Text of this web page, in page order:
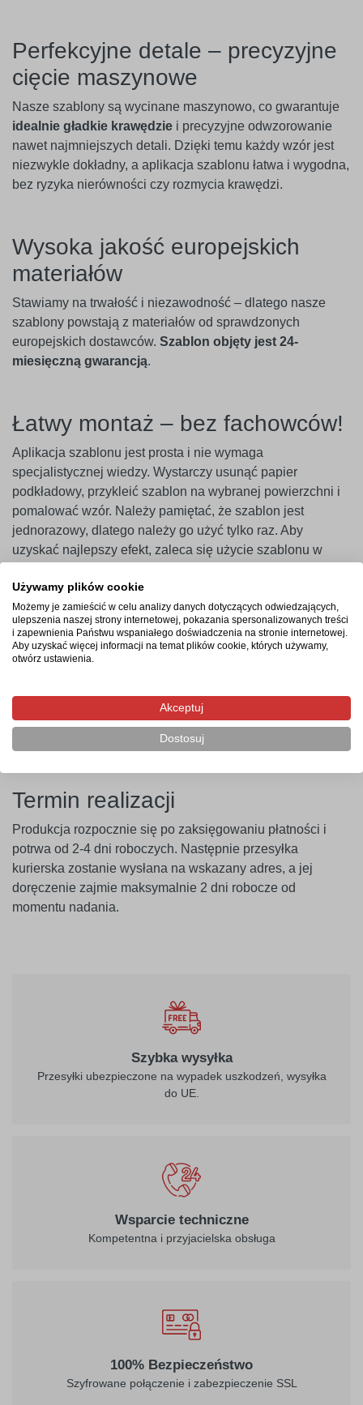
Perfekcyjne detale – precyzyjne
cięcie maszynowe
Nasze szablony są wycinane maszynowo, co gwarantuje
idealnie gładkie krawędzie i precyzyjne odwzorowanie
nawet najmniejszych detali. Dzięki temu każdy wzór jest
niezwykle dokładny, a aplikacja szablonu łatwa i wygodna,
bez ryzyka nierówności czy rozmycia krawędzi.
Wysoka jakość europejskich
materiałów
Stawiamy na trwałość i niezawodność – dlatego nasze
szablony powstają z materiałów od sprawdzonych
europejskich dostawców. Szablon objęty jest 24-
miesięczną gwarancją.
Łatwy montaż – bez fachowców!
Aplikacja szablonu jest prosta i nie wymaga
specjalistycznej wiedzy. Wystarczy usunąć papier
podkładowy, przykleić szablon na wybranej powierzchni i
pomalować wzór. Należy pamiętać, że szablon jest
jednorazowy, dlatego należy go użyć tylko raz. Aby
uzyskać najlepszy efekt, zaleca się użycie szablonu w
Ważne! Szablony najlepiej przylegają do gładkich i
niepylących powierzchni. W przypadku ścian pokrytych
farbami o wysokiej zawartości lateksu (np. ceramicznymi,
plamoodpornymi) zalecamy wcześniejsze
ponosi odpowiedzialności za nieprawidłowe zastosowanie
produktu. Szablon należy montować minimum 14 dni po
Termin realizacji
Produkcja rozpocznie się po zaksięgowaniu płatności i
potrwa od 2-4 dni roboczych. Następnie przesyłka
kurierska zostanie wysłana na wskazany adres, a jej
doręczenie zajmie maksymalnie 2 dni robocze od
momentu nadania.
Szybka wysyłka
Przesyłki ubezpieczone na wypadek uszkodzeń, wysyłka
do UE.
Wsparcie techniczne
Kompetentna i przyjacielska obsługa
100% Bezpieczeństwo
Szyfrowane połączenie i zabezpieczenie SSL
Używamy plików cookie
Możemy je zamieścić w celu analizy danych dotyczących odwiedzających,
ulepszenia naszej strony internetowej, pokazania spersonalizowanych treści
i zapewnienia Państwu wspaniałego doświadczenia na stronie internetowej.
Aby uzyskać więcej informacji na temat plików cookie, których używamy,
otwórz ustawienia.
Akceptuj
Dostosuj